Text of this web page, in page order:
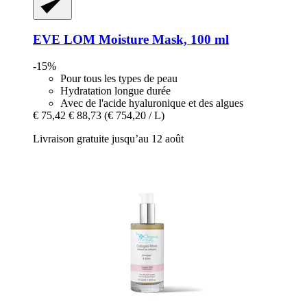
EVE LOM Moisture Mask, 100 ml
-15%
Pour tous les types de peau
Hydratation longue durée
Avec de l'acide hyaluronique et des algues
€ 75,42 € 88,73 (€ 754,20 / L)
Livraison gratuite jusqu’au 12 août